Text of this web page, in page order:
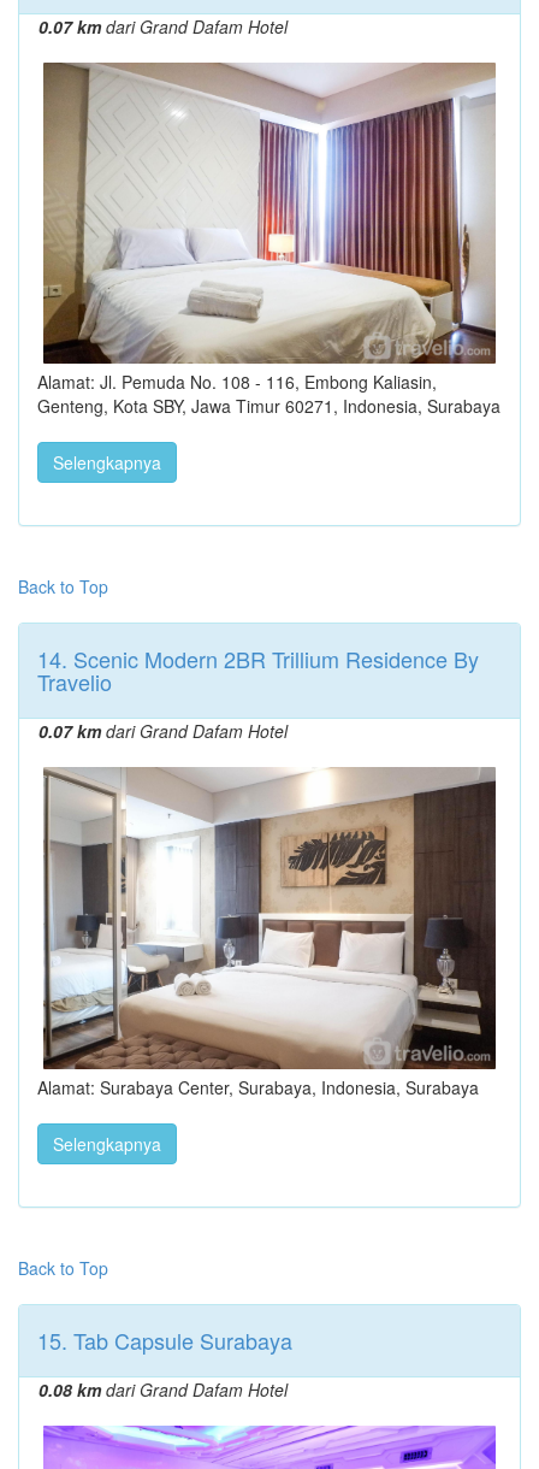
0.07 kmdari Grand Dafam Hotel
Alamat: Jl. Pemuda No. 108 - 116, Embong Kaliasin,
Genteng, Kota SBY, Jawa Timur 60271, Indonesia, Surabaya
Selengkapnya
Back to Top
14. Scenic Modern 2BR Trillium Residence By
Travelio
0.07 kmdari Grand Dafam Hotel
Alamat: Surabaya Center, Surabaya, Indonesia, Surabaya
Selengkapnya
Back to Top
15. Tab Capsule Surabaya
0.08 kmdari Grand Dafam Hotel